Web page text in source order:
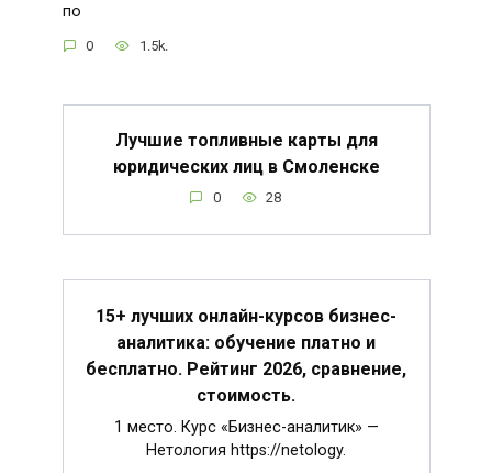
по
0 1.5k.
Лучшие топливные карты для
юридических лиц в Смоленске
0 28
15+ лучших онлайн-курсов бизнес-
аналитика: обучение платно и
бесплатно. Рейтинг 2026, сравнение,
стоимость.
1 место. Курс «Бизнес-аналитик» —
Нетология https://netology.